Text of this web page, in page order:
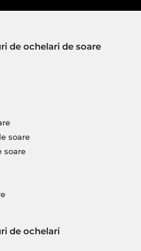
de ochelari de soare
soare
soare
de ochelari